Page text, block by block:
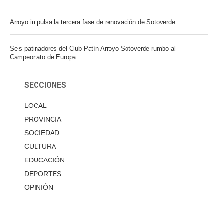
Arroyo impulsa la tercera fase de renovación de Sotoverde
Seis patinadores del Club Patín Arroyo Sotoverde rumbo al
Campeonato de Europa
SECCIONES
LOCAL
PROVINCIA
SOCIEDAD
CULTURA
EDUCACIÓN
DEPORTES
OPINIÓN